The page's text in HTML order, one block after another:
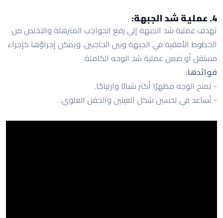
4. عملية شد الجبهة:
تهدف عملية شد الجبهة إلى رفع الحواجب المترهلة والتخلص من
الخطوط الأفقية في الجبهة وبين الحاجبين. ويمكن إجراؤها كإجراء
مستقل أو ضمن عملية شد الوجه الكاملة.
فوائدها:
- تمنح الوجه مظهرًا أكثر شبابًا وارتياحًا.
- تُساعد في تحسين شكل العينين والجفن العلوي.